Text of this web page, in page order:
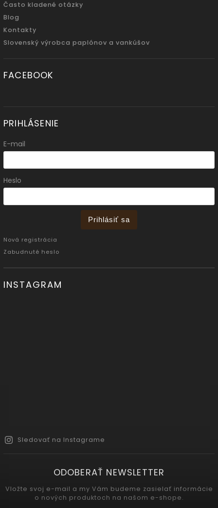
Často kladené otázky
Blog
Kontakty
Slovenský výrobca paplónov a vankúšov
FACEBOOK
PRIHLÁSENIE
E-mail
Heslo
Prihlásiť sa
Nová registrácia
Zabudnuté heslo
INSTAGRAM
Sledovať na Instagrame
ODOBERAŤ NEWSLETTER
Vložte svoj e-mail a my Vám budeme zasielať informácie
o nových produktoch na našom e-shope.